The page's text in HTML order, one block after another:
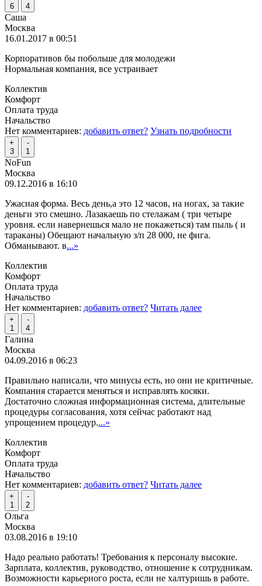
6
4
Саша
Москва
16.01.2017 в 00:51
Корпоративов бы побольше для молодежи
Нормальная компания, все устраивает
Коллектив
Комфорт
Оплата труда
Начальство
Нет комментариев: добавить ответ? Узнать подробности
+
3
-
1
NoFun
Москва
09.12.2016 в 16:10
Ужасная форма. Весь день,а это 12 часов, на ногах, за такие
деньги это смешно. Лазакаешь по стелажам ( три четыре
уровня. если навернешься мало не покажеться) там пыль ( и
тараканы) Обещают начальную з/п 28 000, не фига.
Обманывают. в...»
Коллектив
Комфорт
Оплата труда
Начальство
Нет комментариев: добавить ответ? Читать далее
+
1
-
4
Галина
Москва
04.09.2016 в 06:23
Правильно написали, что минусы есть, но они не критичные.
Компания старается меняться и исправлять косяки.
Достаточно сложная информационная система, длительные
процедуры согласования, хотя сейчас работают над
упрощением процедур....»
Коллектив
Комфорт
Оплата труда
Начальство
Нет комментариев: добавить ответ? Читать далее
+
1
-
2
Ольга
Москва
03.08.2016 в 19:10
Надо реально работать! Требования к персоналу высокие.
Зарплата, коллектив, руководство, отношение к сотрудникам.
Возможности карьерного роста, если не халтуришь в работе.